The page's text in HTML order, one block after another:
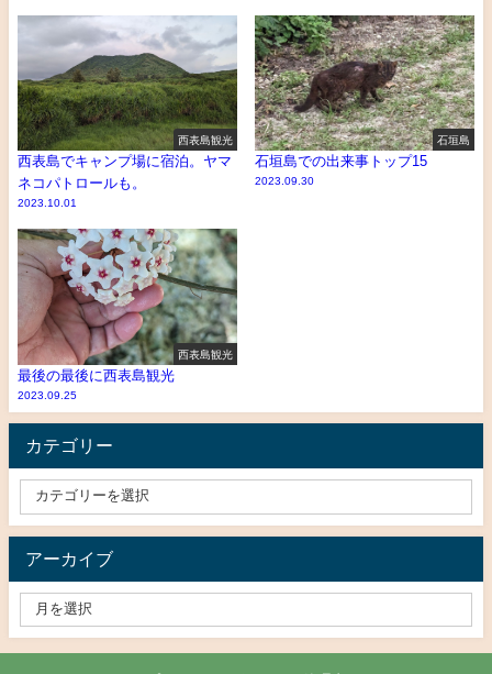
西表島観光
西表島でキャンプ場に宿泊。ヤマ
ネコパトロールも。
2023.10.01
石垣島
石垣島での出来事トップ15
2023.09.30
西表島観光
最後の最後に西表島観光
2023.09.25
カテゴリー
アーカイブ